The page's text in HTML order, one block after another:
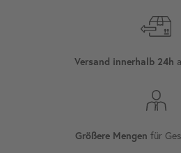
Versand innerhalb 24h
Größere Mengen für